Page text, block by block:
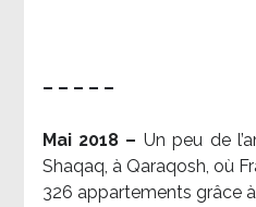
– – – – –
Mai 2018 – Un peu de
Shaqaq, à Qaraqosh, où
326 appartements grâce